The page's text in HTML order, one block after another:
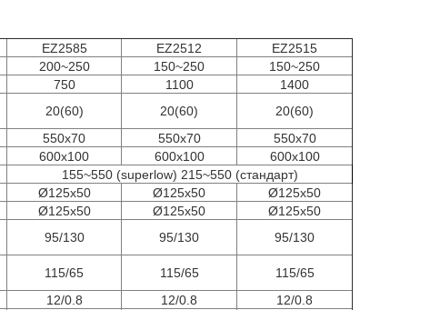
EZ2585 EZ2512
EZ2515
200~250 150~250
150~250
750 1100
1400
20(60) 20(60)
20(60)
550x70 550x70
550x70
600x100 600x100
600x100
155~550 (superlow) 215~550 (стандарт)
Ø125x50 Ø125x50
Ø125x50
Ø125x50 Ø125x50
Ø125x50
95/130 95/130
95/130
115/65 115/65
115/65
12/0.8 12/0.8
12/0.8